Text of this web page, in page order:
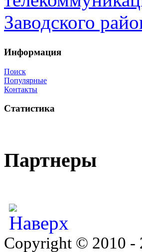
Информация
Поиск
Популярные
Контакты
Статистика
Партнеры
Copyright © 2010 -